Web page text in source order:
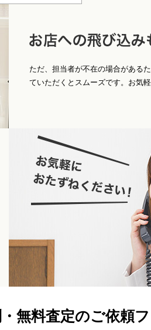
ただ、担当者が不在の場合がある
ていただくとスムーズです。お気
無料査定のご依頼